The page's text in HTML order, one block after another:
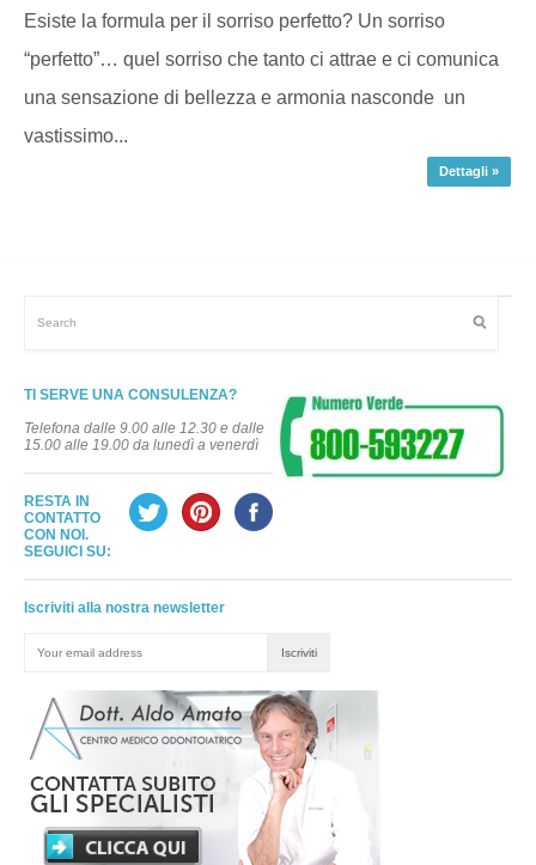
Esiste la formula per il sorriso perfetto? Un sorriso
“perfetto”… quel sorriso che tanto ci attrae e ci comunica
una sensazione di bellezza e armonia nasconde un
vastissimo...
Dettagli »
TI SERVE UNA CONSULENZA?
Telefona dalle 9.00 alle 12.30 e dalle
15.00 alle 19.00 da lunedì a venerdì
RESTA IN
CONTATTO
CON NOI.
SEGUICI SU:
Iscriviti alla nostra newsletter